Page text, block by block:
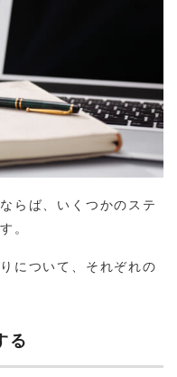
らば、いくつかのステ
。
について、それぞれの
る